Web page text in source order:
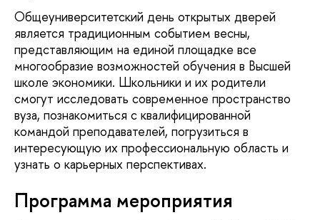
Общеуниверситетский день открытых дверей
является традиционным событием весны,
представляющим на единой площадке все
многообразие возможностей обучения в Высшей
школе экономики. Школьники и их родители
смогут исследовать современное пространство
вуза, познакомиться с квалифицированной
командой преподавателей, погрузиться в
интересующую их профессиональную область и
узнать о карьерных перспективах.
Программа мероприятия